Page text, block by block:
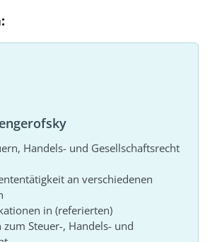
Handels- und Gesellschaftsrecht
an verschiedenen
in (referierten)
zum Steuer-, Handels- und